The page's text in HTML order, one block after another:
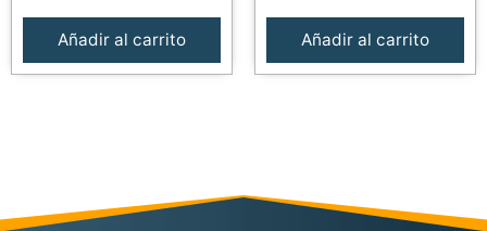
Añadir al carrito Añadir al carrito